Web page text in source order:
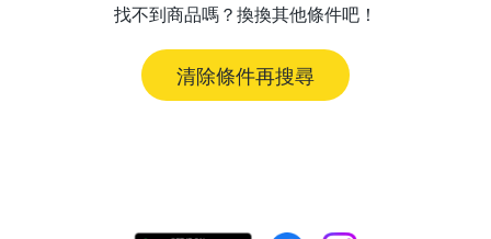
找不到商品嗎？換換其他條件吧！
清除條件再搜尋